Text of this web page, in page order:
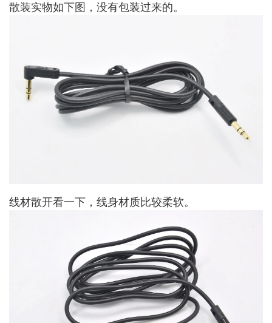
散装实物如下图，没有包装过来的。
线材散开看一下，线身材质比较柔软。